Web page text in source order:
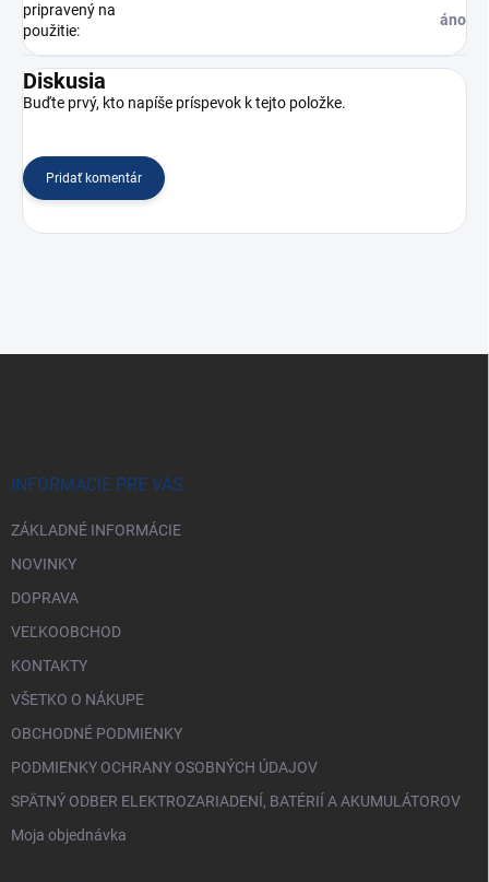
pripravený na
použitie:
áno
Diskusia
Buďte prvý, kto napíše príspevok k tejto položke.
Pridať komentár
INFORMÁCIE PRE VÁS
ZÁKLADNÉ INFORMÁCIE
NOVINKY
DOPRAVA
VEĽKOOBCHOD
KONTAKTY
VŠETKO O NÁKUPE
OBCHODNÉ PODMIENKY
PODMIENKY OCHRANY OSOBNÝCH ÚDAJOV
SPÄTNÝ ODBER ELEKTROZARIADENÍ, BATÉRIÍ A AKUMULÁTOROV
Moja objednávka